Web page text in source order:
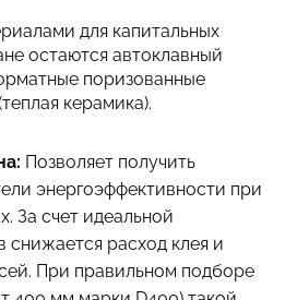
для капитальных
остаются автоклавный
поризованные
керамика).
Позволяет получить
энергоэффективности при
За счет идеальной
снижается расход клея и
При правильном подборе